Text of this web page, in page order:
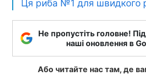
Ця риба №1 для швидкого
Не пропустіть головне!
наші оновлення в
Або читайте нас там, де